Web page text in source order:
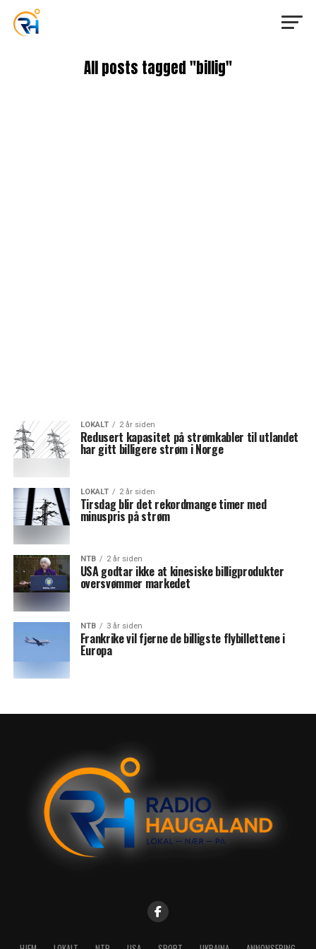
All posts tagged "billig"
LOKALT 2 år siden
Redusert kapasitet på strømkabler til utlandet
har gitt billigere strøm i Norge
LOKALT 2 år siden
Tirsdag blir det rekordmange timer med
minuspris på strøm
NTB 2 år siden
USA godtar ikke at kinesiske billigprodukter
oversvømmer markedet
NTB 3 år siden
Frankrike vil fjerne de billigste flybillettene i
Europa